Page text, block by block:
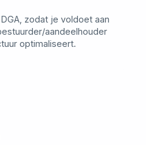
zodat je voldoet aan
aandeelhouder
optimaliseert.